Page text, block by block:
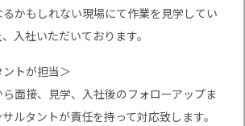
かもしれない現場にて作業を見学してい
入社いただいております。
トが担当＞
面接、見学、入社後のフォローアップま
ルタントが責任を持って対応致します。